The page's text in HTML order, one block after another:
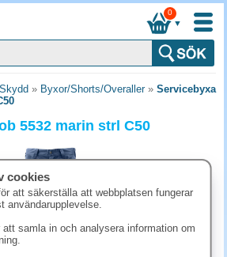
▼
0
» Byxor/Shorts/Overaller» Servicebyxa
5532 marin strl C50
cookies
att säkerställa att webbplatsen fungerar
användarupplevelse.
samla in och analysera information om